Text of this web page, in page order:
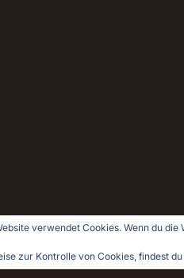
für Pragmatiker
verwendet Cookies. Wenn du
zur Kontrolle von Cookies, findest